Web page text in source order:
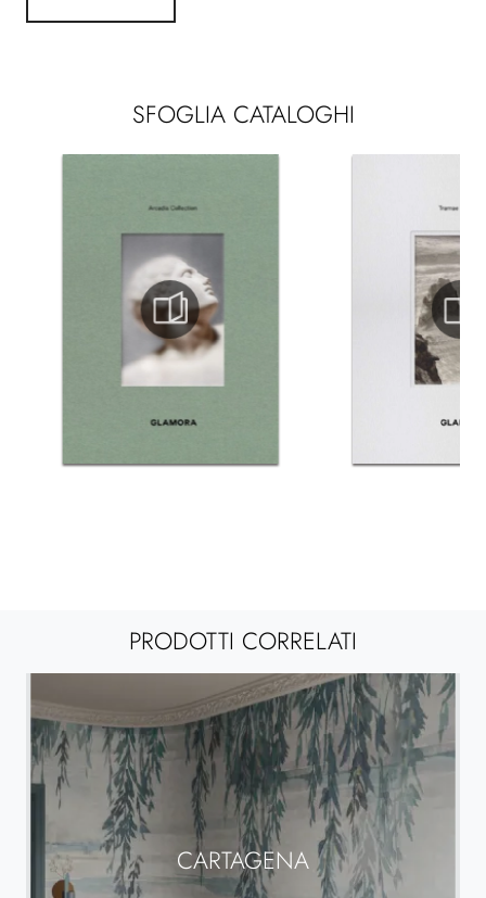
SFOGLIA CATALOGHI
PRODOTTI CORRELATI
CARTAGENA